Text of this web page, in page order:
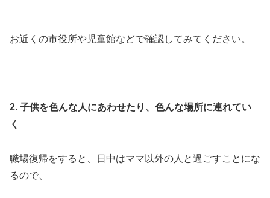
お近くの市役所や児童館などで確認してみてください。
2. 子供を色んな人にあわせたり、色んな場所に連れてい
く
職場復帰をすると、日中はママ以外の人と過ごすことにな
るので、